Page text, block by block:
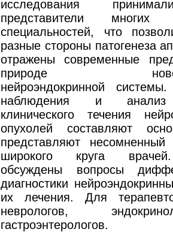
исследования
представители многих
специальностей, что
разные стороны патогенеза
отражены современные
природе
нейроэндокринной
наблюдения и анализ
клинического течения
опухолей составляют
представляют
широкого круга
обсуждены вопросы
диагностики
их лечения. Для
неврологов,
гастроэнтерологов.